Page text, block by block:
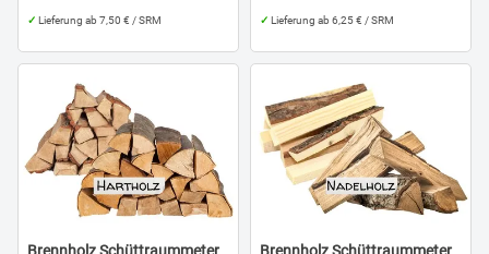
✓ Lieferung ab 7,50 € / SRM ✓ Lieferung ab 6,25 € / SRM
Brennholz Schüttraummeter
Brennholz Schüttraummeter